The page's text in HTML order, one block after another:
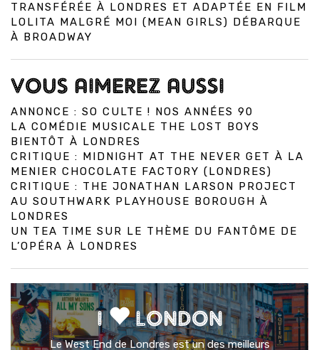
TRANSFÉRÉE À LONDRES ET ADAPTÉE EN FILM
LOLITA MALGRÉ MOI (MEAN GIRLS) DÉBARQUE
À BROADWAY
VOUS AIMEREZ AUSSI
ANNONCE : SO CULTE ! NOS ANNÉES 90
LA COMÉDIE MUSICALE THE LOST BOYS
BIENTÔT À LONDRES
CRITIQUE : MIDNIGHT AT THE NEVER GET À LA
MENIER CHOCOLATE FACTORY (LONDRES)
CRITIQUE : THE JONATHAN LARSON PROJECT
AU SOUTHWARK PLAYHOUSE BOROUGH À
LONDRES
UN TEA TIME SUR LE THÈME DU FANTÔME DE
L’OPÉRA À LONDRES
I LONDON
Le West End de Londres est un des meilleurs